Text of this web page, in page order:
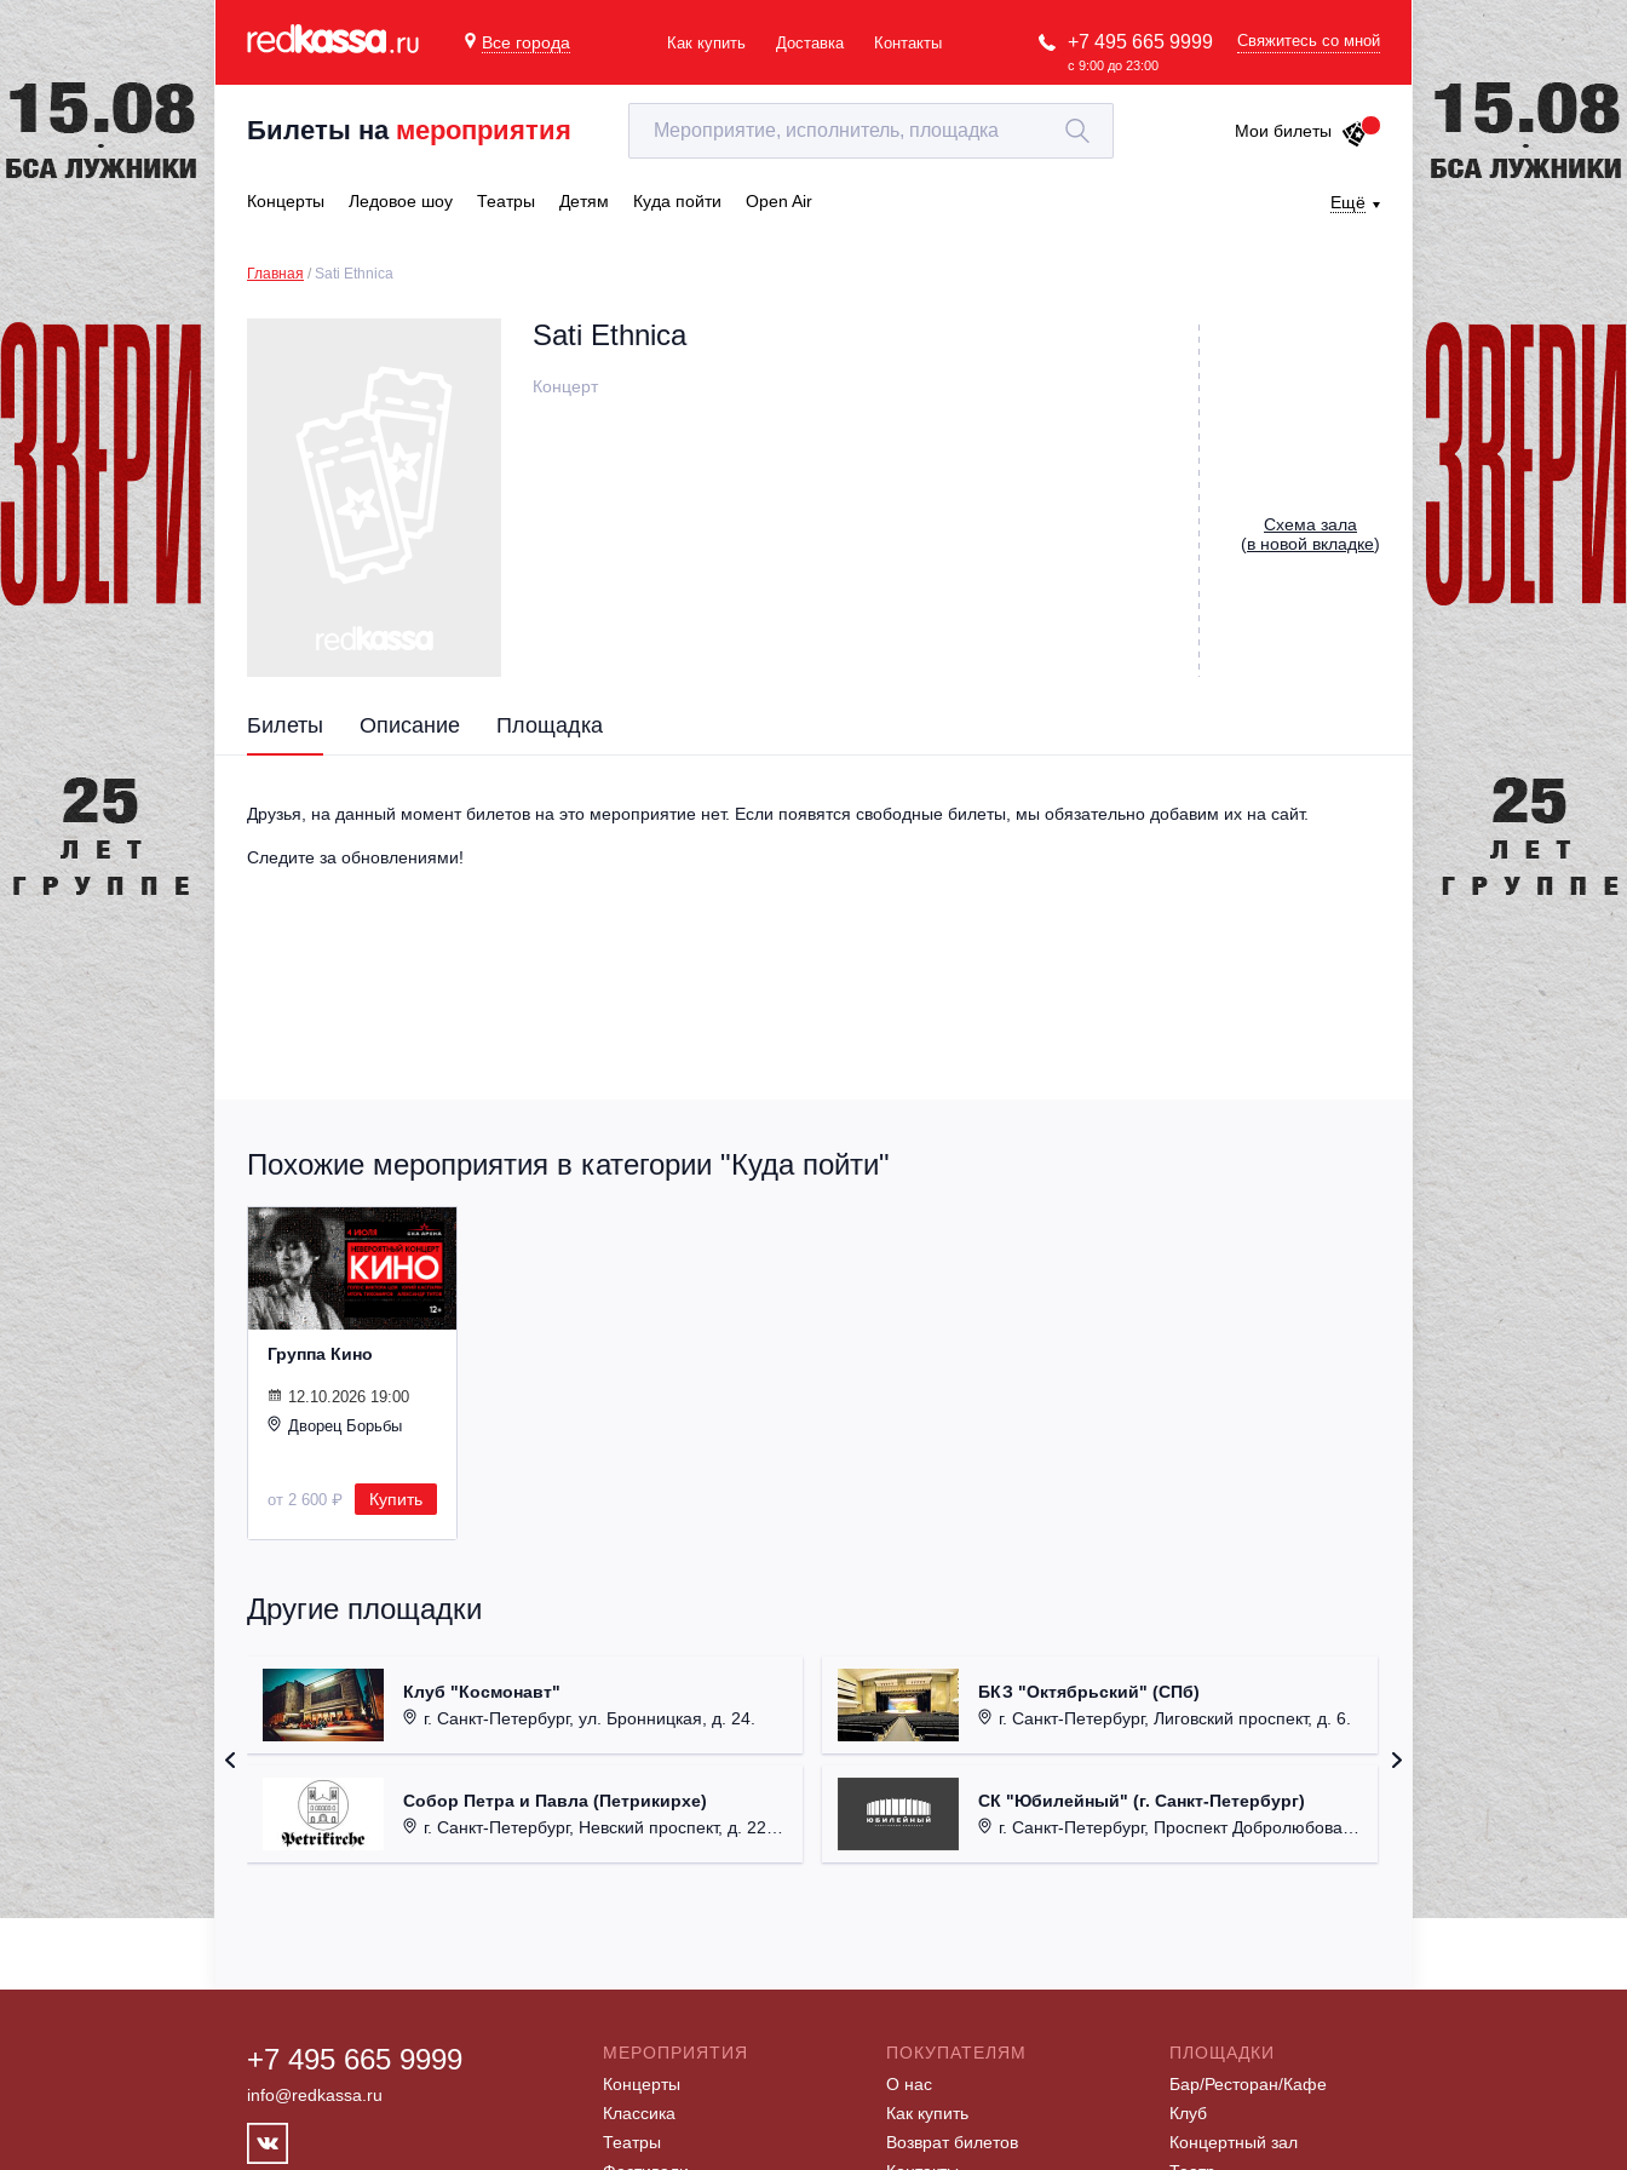
Все города Как купить Доставка Контакты +7 495 665 9999
с 9:00 до 23:00
Свяжитесь со мной
Билеты на мероприятия Мои билеты
Концерты Ледовое шоу Театры Детям Куда пойти Open Air Ещё
Главная Sati Ethnica
Sati Ethnica
Концерт
Cхема зала
(в новой вкладке)
Билеты Описание Площадка
Друзья, на данный момент билетов на это мероприятие нет. Если появятся свободные билеты, мы обязательно добавим их на сайт.
Следите за обновлениями!
Похожие мероприятия в категории "Куда пойти"
Группа Кино
12.10.2026 19:00
Дворец Борьбы
от 2 600 ₽ Купить
Другие площадки
Клуб "Космонавт"
г. Санкт-Петербург, ул. Бронницкая, д. 24.
Собор Петра и Павла (Петрикирхе)
г. Санкт-Петербург, Невский проспект, д. 22-24.
БКЗ "Октябрьский" (СПб)
г. Санкт-Петербург, Лиговский проспект, д. 6.
СК "Юбилейный" (г. Санкт-Петербург)
г. Санкт-Петербург, Проспект Добролюбова, д. 18.
Roof
г.
г.
+7 495 665 9999
info@redkassa.ru
МЕРОПРИЯТИЯ
Концерты
Классика
Театры
ПОКУПАТЕЛЯМ
О нас
Как купить
Возврат билетов
ПЛОЩАДКИ
Бар/Ресторан/Кафе
Клуб
Концертный зал